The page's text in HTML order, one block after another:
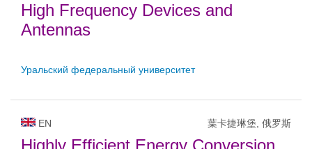
High Frequency Devices and
Antennas
Уральский федеральный университет
EN 葉卡捷琳堡, 俄罗斯
Highly Efficient Energy Conversion